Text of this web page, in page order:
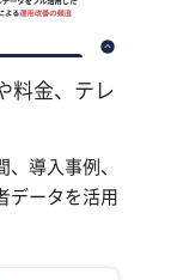
料金、テレ
導入事例、
データを活用